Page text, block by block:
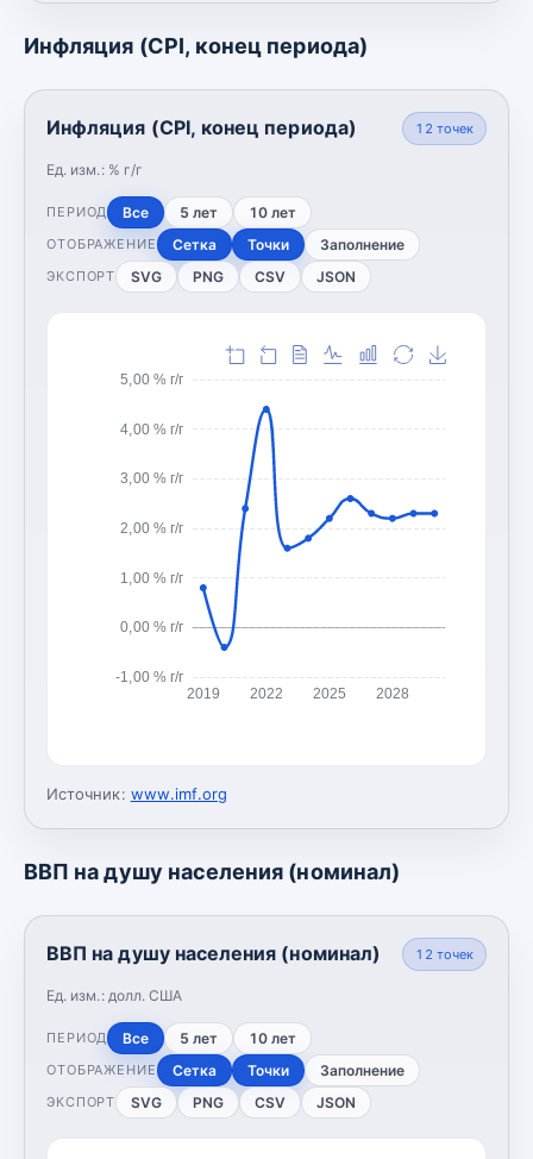
Инфляция (CPI, конец периода)
Инфляция (CPI, конец периода)
Ед. изм.: % г/г
12 точек
ПЕРИОД Все 5 лет 10 лет
ОТОБРАЖЕНИЕ Сетка Точки Заполнение
ЭКСПОРТ SVG PNG CSV JSON
-1,00 % г/г
0,00 % г/г
1,00 % г/г
2,00 % г/г
3,00 % г/г
4,00 % г/г
5,00 % г/г
2019 2022 2025 2028
Источник: www.imf.org
ВВП на душу населения (номинал)
ВВП на душу населения (номинал)
Ед. изм.: долл. США
12 точек
ПЕРИОД Все 5 лет 10 лет
ОТОБРАЖЕНИЕ Сетка Точки Заполнение
ЭКСПОРТ SVG PNG CSV JSON